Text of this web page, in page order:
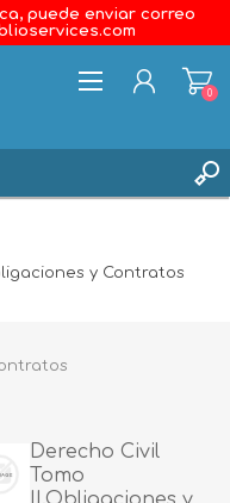
puede enviar correo
0
y Contratos
Derecho Civil
Tomo